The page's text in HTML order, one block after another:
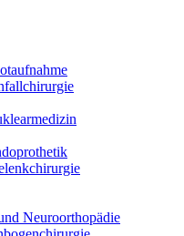
Neuroorthopädie